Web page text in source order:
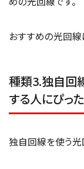
おすすめの光回線
種類3.独自回
する人にぴっ
独自回線を使う光